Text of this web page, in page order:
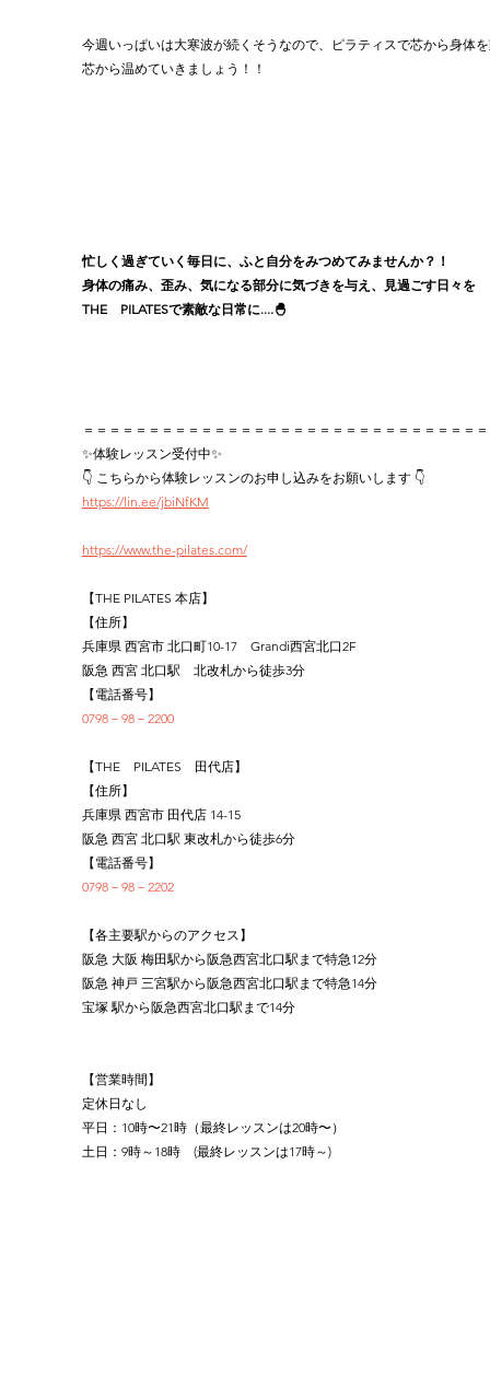
今週いっぱいは大寒波が続くそうなので、ピラティスで芯から身体
芯から温めていきましょう！！
忙しく過ぎていく毎日に、ふと自分をみつめてみませんか？！
身体の痛み、歪み、気になる部分に気づきを与え、見過ごす日々を
THE　PILATESで素敵な日常に....🐣
＝＝＝＝＝＝＝＝＝＝＝＝＝＝＝＝＝＝＝＝＝＝＝＝＝＝＝＝＝＝
✨体験レッスン受付中✨
👇 こちらから体験レッスンのお申し込みをお願いします 👇
https://lin.ee/jbiNfKM
https://www.the-pilates.com/
【THE PILATES 本店】
【住所】
兵庫県 西宮市 北口町10-17　Grandi西宮北口2F
阪急 西宮 北口駅　北改札から徒歩3分
【電話番号】
0798－98－2200
【THE　PILATES　田代店】
【住所】
兵庫県 西宮市 田代店 14-15
阪急 西宮 北口駅 東改札から徒歩6分
【電話番号】
0798－98－2202
【各主要駅からのアクセス】
阪急 大阪 梅田駅から阪急西宮北口駅まで特急12分
阪急 神戸 三宮駅から阪急西宮北口駅まで特急14分
宝塚 駅から阪急西宮北口駅まで14分
【営業時間】
定休日なし
平日：10時〜21時（最終レッスンは20時〜）
土日：9時～18時　(最終レッスンは17時～)